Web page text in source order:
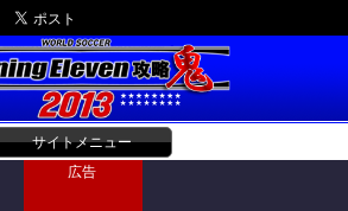
サイトメニュー
広告